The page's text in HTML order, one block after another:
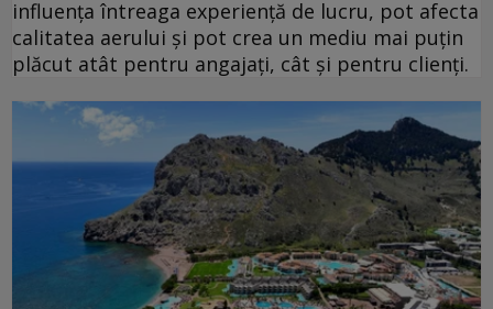
influența întreaga experiență de lucru, pot afecta
calitatea aerului și pot crea un mediu mai puțin
plăcut atât pentru angajați, cât și pentru clienți.